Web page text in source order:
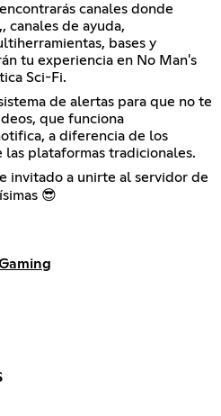
canales donde
canales de ayuda,
bases y
tu experiencia en No Man's
Sci-Fi.
de alertas para que no te
que funciona
a diferencia de los
plataformas tradicionales.
invitado a unirte al servidor de
😎